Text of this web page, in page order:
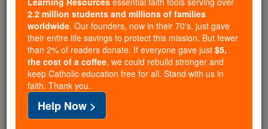
Faith
Because of generous supporters like you,
Catholic Online School has already delivered
free, faithful Catholic education to over 2.2
million students across 193 countries. In an age
of noise and algorithms, you are helping form
souls with truth, prayer, Scripture, and Christ.
If everyone who reads this gave just $5 — the
2.2 million students and millions of families
worldwide. Our founders, now in their 70's, just gave
their entire life savings to protect this mission. But fewer
than 2% of readers donate. If everyone gave just $5,
the cost of a coffee, we could rebuild stronger and
keep Catholic education free for all. Stand with us in
faith. Thank you.
Help Now >